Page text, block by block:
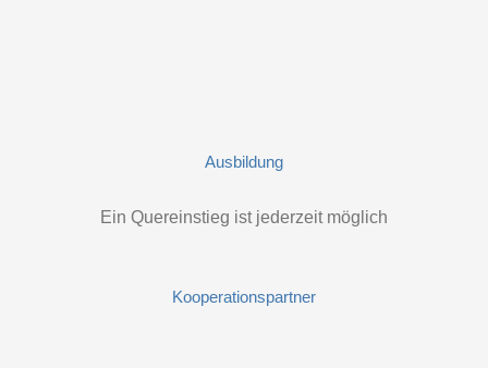
Ausbildung
Ein Quereinstieg ist jederzeit möglich
Kooperationspartner